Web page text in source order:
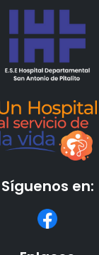
Síguenos en: